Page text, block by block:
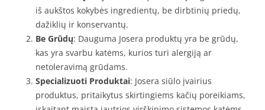
iš aukštos kokybės ingredientų, be dirbtinių priedų,
dažiklių ir konservantų.
Be Grūdų: Dauguma Josera produktų yra be grūdų,
kas yra svarbu katėms, kurios turi alergiją ar
netoleravimą grūdams.
Specializuoti Produktai: Josera siūlo įvairius
produktus, pritaikytus skirtingiems kačių poreikiams,